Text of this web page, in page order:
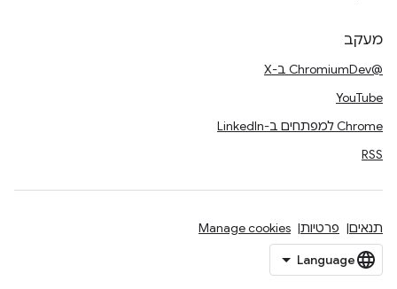
מעקב
@ChromiumDev ב-X
YouTube
Chrome למפתחים ב-LinkedIn
RSS
תנאים פרטיות Manage cookies